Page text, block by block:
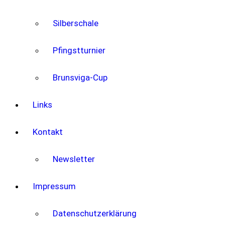
Silberschale
Pfingstturnier
Brunsviga-Cup
Links
Kontakt
Newsletter
Impressum
Datenschutzerklärung